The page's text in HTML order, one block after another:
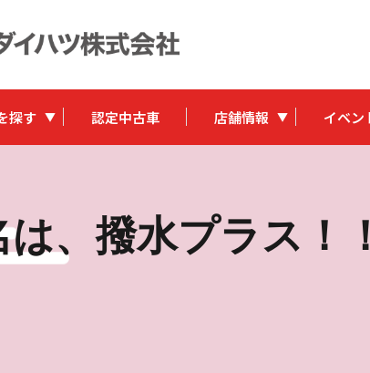
探す 認定中古車 店舗情報 イベン
、撥水プラス！！